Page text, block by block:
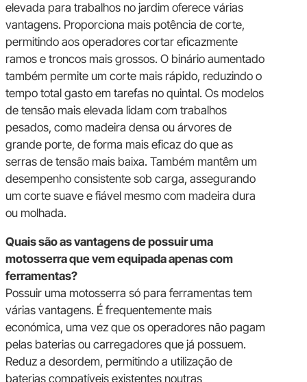
elevada para trabalhos no jardim oferece várias
vantagens. Proporciona mais potência de corte,
permitindo aos operadores cortar eficazmente
ramos e troncos mais grossos. O binário aumentado
também permite um corte mais rápido, reduzindo o
tempo total gasto em tarefas no quintal. Os modelos
de tensão mais elevada lidam com trabalhos
pesados, como madeira densa ou árvores de
grande porte, de forma mais eficaz do que as
serras de tensão mais baixa. Também mantêm um
desempenho consistente sob carga, assegurando
um corte suave e fiável mesmo com madeira dura
ou molhada.
Quais são as vantagens de possuir uma
motosserra que vem equipada apenas com
ferramentas?
Possuir uma motosserra só para ferramentas tem
várias vantagens. É frequentemente mais
económica, uma vez que os operadores não pagam
pelas baterias ou carregadores que já possuem.
Reduz a desordem, permitindo a utilização de
baterias compatíveis existentes noutras